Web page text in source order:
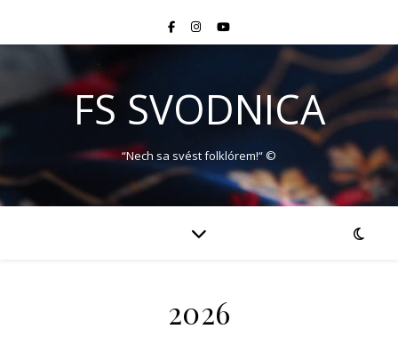
FS SVODNICA
“Nech sa svést folklórem!“ ©
2026